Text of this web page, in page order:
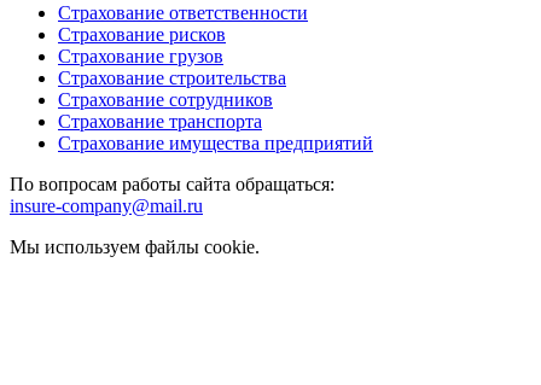
Страхование ответственности
Страхование рисков
Страхование грузов
Страхование строительства
Страхование сотрудников
Страхование транспорта
Страхование имущества предприятий
По вопросам работы сайта обращаться:
insure-company@mail.ru
Мы используем файлы cookie.